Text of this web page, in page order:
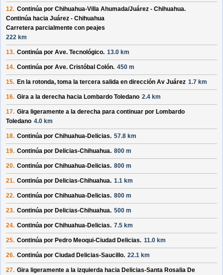
12. Continúa por Chihuahua-Villa Ahumada/Juárez - Chihuahua.
Continúa hacia Juárez - Chihuahua
Carretera parcialmente con peajes
222 km
13. Continúa por Ave. Tecnológico. 13.0 km
14. Continúa por Ave. Cristóbal Colón. 450 m
15. En la rotonda, toma la tercera salida en dirección Av Juárez 1.7 km
16. Gira a la derecha hacia Lombardo Toledano 2.4 km
17. Gira ligeramente a la derecha para continuar por Lombardo
Toledano 4.0 km
18. Continúa por Chihuahua-Delicias. 57.8 km
19. Continúa por Delicias-Chihuahua. 800 m
20. Continúa por Chihuahua-Delicias. 800 m
21. Continúa por Delicias-Chihuahua. 1.1 km
22. Continúa por Chihuahua-Delicias. 800 m
23. Continúa por Delicias-Chihuahua. 500 m
24. Continúa por Chihuahua-Delicias. 7.5 km
25. Continúa por Pedro Meoqui-Ciudad Delicias. 11.0 km
26. Continúa por Ciudad Delicias-Saucillo. 22.1 km
27. Gira ligeramente a la izquierda hacia Delicias-Santa Rosalia De